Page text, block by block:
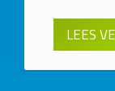
LEES